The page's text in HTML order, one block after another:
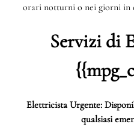
orari notturni o nei giorni
Servizi di
Elettricista Urgente:
qualsiasi